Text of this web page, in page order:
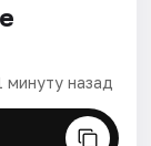
назад